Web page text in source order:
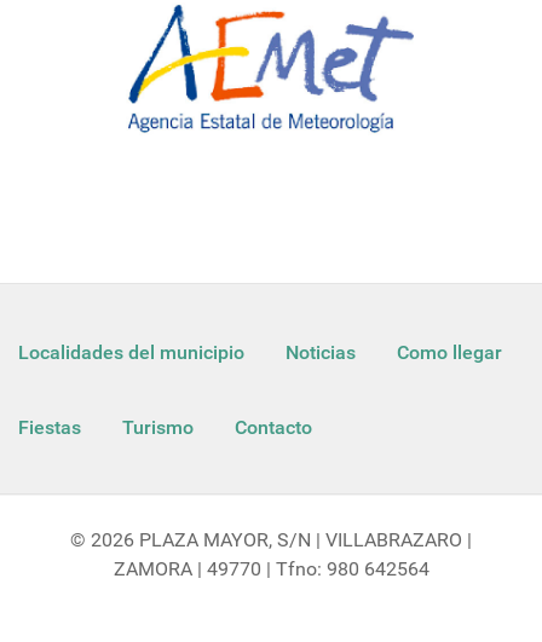
Localidades del municipio Noticias Como llegar
Fiestas Turismo Contacto
© 2026 PLAZA MAYOR, S/N | VILLABRAZARO |
ZAMORA | 49770 | Tfno: 980 642564